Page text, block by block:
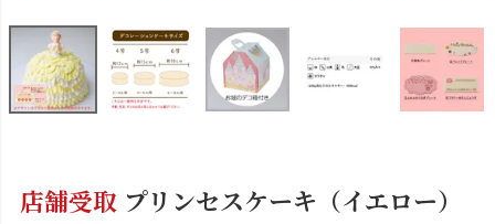
店舗受取 プリンセスケーキ（イエロー）